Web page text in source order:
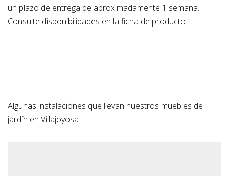
un plazo de entrega de aproximadamente 1 semana.
Consulte disponibilidades en la ficha de producto.
Algunas instalaciones que llevan nuestros muebles de
jardín en Villajoyosa: